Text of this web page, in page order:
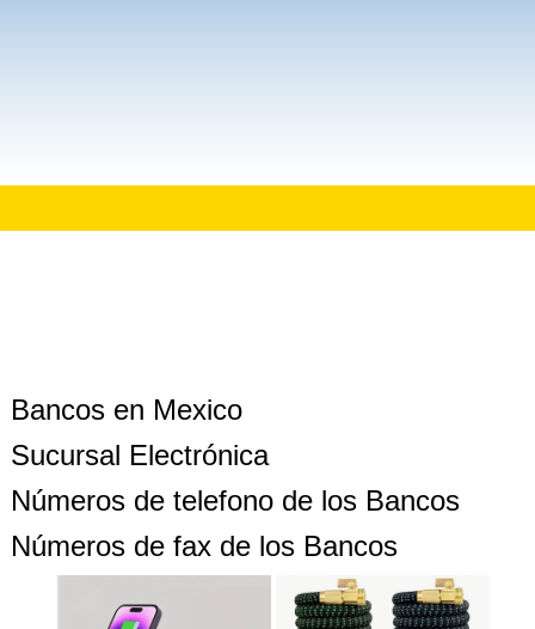
Bancos en Mexico
Sucursal Electrónica
Números de telefono de los Bancos
Números de fax de los Bancos